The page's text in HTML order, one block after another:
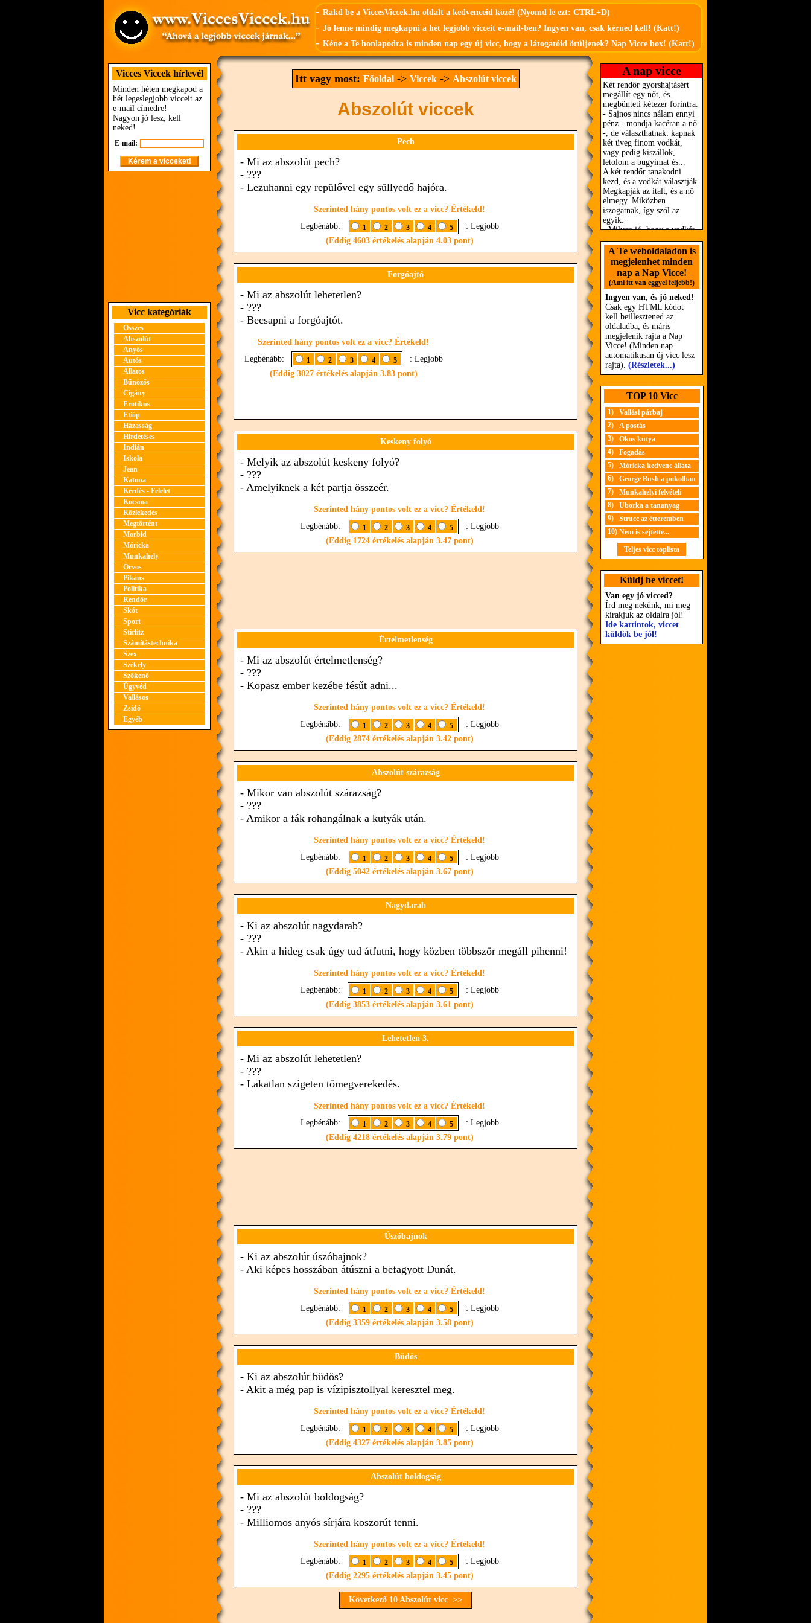
- Rakd be a ViccesViccek.hu oldalt a kedvenceid közé! (Nyomd le ezt: CTRL+D)
- Jó lenne mindig megkapni a hét legjobb vicceit e-mail-ben? Ingyen van, csak kérned kell! (Katt!)
- Kéne a Te honlapodra is minden nap egy új vicc, hogy a látogatóid örüljenek? Nap Vicce box! (Katt!)
Vicces Viccek hírlevél
Minden héten megkapod a
hét legeslegjobb vicceit az
e-mail címedre!
Nagyon jó lesz, kell
neked!
E-mail:
Vicc kategóriák
Összes
Abszolút
Anyós
Autós
Állatos
Bűnözős
Cigány
Erotikus
Etióp
Házasság
Hirdetéses
Indián
Iskola
Jean
Katona
Kérdés - Felelet
Kocsma
Közlekedés
Megtörtént
Morbid
Móricka
Munkahely
Orvos
Pikáns
Politika
Rendőr
Skót
Sport
Stirlitz
Számítástechnika
Szex
Székely
Szőkenő
Ügyvéd
Vallásos
Zsidó
Egyéb
Itt vagy most: Főoldal-> Viccek-> Abszolút viccek
Abszolút viccek
Pech
- Mi az abszolút pech?
- ???
- Lezuhanni egy repülővel egy süllyedő hajóra.
Szerinted hány pontos volt ez a vicc? Értékeld!
Legbénább:
1 2 3 4 5
: Legjobb
(Eddig 4603 értékelés alapján 4.03 pont)
Forgóajtó
- Mi az abszolút lehetetlen?
- ???
- Becsapni a forgóajtót.
Szerinted hány pontos volt ez a vicc? Értékeld!
Legbénább:
1 2 3 4 5
: Legjobb
(Eddig 3027 értékelés alapján 3.83 pont)
Keskeny folyó
- Melyik az abszolút keskeny folyó?
- ???
- Amelyiknek a két partja összeér.
Szerinted hány pontos volt ez a vicc? Értékeld!
Legbénább:
1 2 3 4 5
: Legjobb
(Eddig 1724 értékelés alapján 3.47 pont)
Értelmetlenség
- Mi az abszolút értelmetlenség?
- ???
- Kopasz ember kezébe fésűt adni...
Szerinted hány pontos volt ez a vicc? Értékeld!
Legbénább:
1 2 3 4 5
: Legjobb
(Eddig 2874 értékelés alapján 3.42 pont)
Abszolút szárazság
- Mikor van abszolút szárazság?
- ???
- Amikor a fák rohangálnak a kutyák után.
Szerinted hány pontos volt ez a vicc? Értékeld!
Legbénább:
1 2 3 4 5
: Legjobb
(Eddig 5042 értékelés alapján 3.67 pont)
Nagydarab
- Ki az abszolút nagydarab?
- ???
- Akin a hideg csak úgy tud átfutni, hogy közben többször megáll pihenni!
Szerinted hány pontos volt ez a vicc? Értékeld!
Legbénább:
1 2 3 4 5
: Legjobb
(Eddig 3853 értékelés alapján 3.61 pont)
Lehetetlen 3.
- Mi az abszolút lehetetlen?
- ???
- Lakatlan szigeten tömegverekedés.
Szerinted hány pontos volt ez a vicc? Értékeld!
Legbénább:
1 2 3 4 5
: Legjobb
(Eddig 4218 értékelés alapján 3.79 pont)
Úszóbajnok
- Ki az abszolút úszóbajnok?
- Aki képes hosszában átúszni a befagyott Dunát.
Szerinted hány pontos volt ez a vicc? Értékeld!
Legbénább:
1 2 3 4 5
: Legjobb
(Eddig 3359 értékelés alapján 3.58 pont)
Büdös
- Ki az abszolút büdös?
- Akit a még pap is vízipisztollyal keresztel meg.
Szerinted hány pontos volt ez a vicc? Értékeld!
Legbénább:
1 2 3 4 5
: Legjobb
(Eddig 4327 értékelés alapján 3.85 pont)
Abszolút boldogság
- Mi az abszolút boldogság?
- ???
- Milliomos anyós sírjára koszorút tenni.
Szerinted hány pontos volt ez a vicc? Értékeld!
Legbénább:
1 2 3 4 5
: Legjobb
(Eddig 2295 értékelés alapján 3.45 pont)
Következő 10 Abszolút vicc >>
A nap vicce
A Te weboldaladon is
megjelenhet minden
nap a Nap Vicce!
(Ami itt van eggyel feljebb!)
Ingyen van, és jó neked!
Csak egy HTML kódot
kell beillesztened az
oldaladba, és máris
megjelenik rajta a Nap
Vicce! (Minden nap
automatikusan új vicc lesz
rajta). (Részletek...)
TOP 10 Vicc
1)
Vallási párbaj
2)
A postás
3)
Okos kutya
4)
Fogadás
5)
Móricka kedvenc állata
6)
George Bush a pokolban
7)
Munkahelyi felvételi
8)
Uborka a tananyag
9)
Strucc az étteremben
10) Nem is sejtette...
Teljes vicc toplista
Küldj be viccet!
Van egy jó vicced?
Írd meg nekünk, mi meg
kirakjuk az oldalra jól!
Ide kattintok, viccet
küldök be jól!